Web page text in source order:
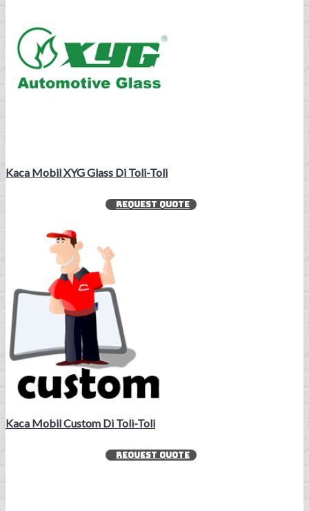
Kaca Mobil XYG Glass Di Toli-Toli
REQUEST QUOTE
Kaca Mobil Custom Di Toli-Toli
REQUEST QUOTE